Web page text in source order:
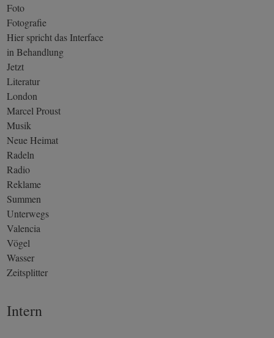
Foto
Fotografie
Hier spricht das Interface
in Behandlung
Jetzt
Literatur
London
Marcel Proust
Musik
Neue Heimat
Radeln
Radio
Reklame
Summen
Unterwegs
Valencia
Vögel
Wasser
Zeitsplitter
Intern